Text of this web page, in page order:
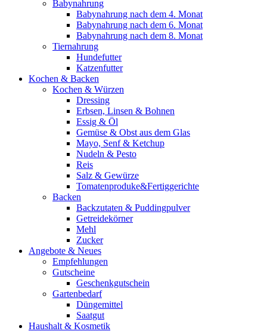
Babynahrung
Babynahrung nach dem 4. Monat
Babynahrung nach dem 6. Monat
Babynahrung nach dem 8. Monat
Tiernahrung
Hundefutter
Katzenfutter
Kochen & Backen
Kochen & Würzen
Dressing
Erbsen, Linsen & Bohnen
Essig & Öl
Gemüse & Obst aus dem Glas
Mayo, Senf & Ketchup
Nudeln & Pesto
Reis
Salz & Gewürze
Tomatenproduke&Fertiggerichte
Backen
Backzutaten & Puddingpulver
Getreidekörner
Mehl
Zucker
Angebote & Neues
Empfehlungen
Gutscheine
Geschenkgutschein
Gartenbedarf
Düngemittel
Saatgut
Haushalt & Kosmetik